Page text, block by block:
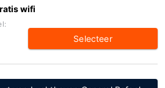
wifi
Selecteer